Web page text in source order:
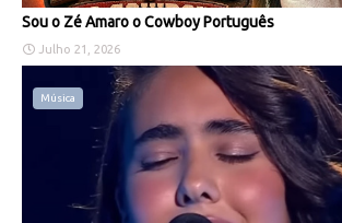
Sou o Zé Amaro o Cowboy Português
Julho 21, 2026
Música